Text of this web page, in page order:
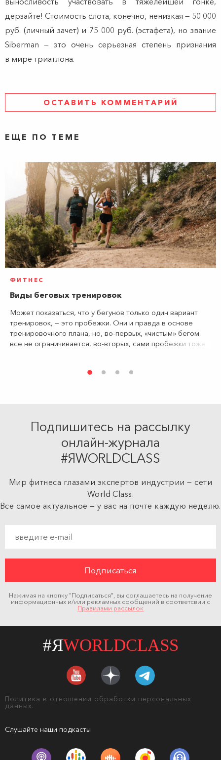
дерзайте! Стоимость слота, конечно, ненизкая — 50 000
руб. (личный зачет) и 75 000 руб. (эстафета), но звание
Siberman — это очень серьезная степень признания
в мире триатлона.
ОСТАВИТЬ КОММЕНТАРИЙ
ЕЩЕ ПО ТЕМЕ
ФИТНЕС
Виды беговых тренировок
Может показаться, что у бегунов только один вариант
тренировок, — это пробежки. Они и правда в основе
тренировочного плана, но, во-первых, «чистым» бегом
все не ограничивается, во-вторых, сами пробежки тоже
Подпишитесь на рассылку
онлайн-журнала
#ЯWORLDCLASS
Мир фитнеса глазами экспертов индустрии — сети
World Class.
Все самое актуальное — у вас на почте каждую неделю.
Нажимая на кнопку "Подписаться", вы соглашаетесь на получение
информационных и/или рекламных сообщений в соответсвии с
Правилами рассылок
#ЯWORLDCLASS
Политика в отношении обработки персональных
данных.
Слушайте наши подкасты